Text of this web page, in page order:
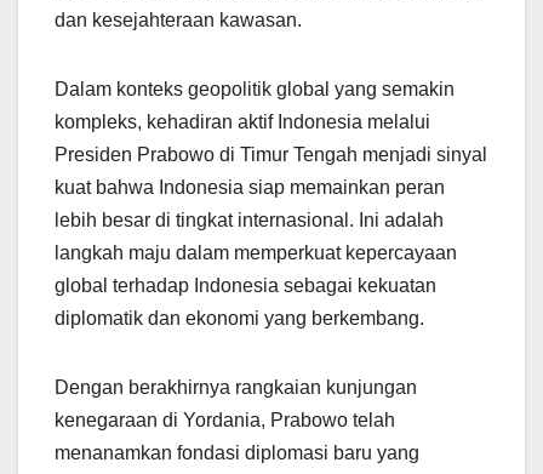
dan kesejahteraan kawasan.
Dalam konteks geopolitik global yang semakin
kompleks, kehadiran aktif Indonesia melalui
Presiden Prabowo di Timur Tengah menjadi sinyal
kuat bahwa Indonesia siap memainkan peran
lebih besar di tingkat internasional. Ini adalah
langkah maju dalam memperkuat kepercayaan
global terhadap Indonesia sebagai kekuatan
diplomatik dan ekonomi yang berkembang.
Dengan berakhirnya rangkaian kunjungan
kenegaraan di Yordania, Prabowo telah
menanamkan fondasi diplomasi baru yang